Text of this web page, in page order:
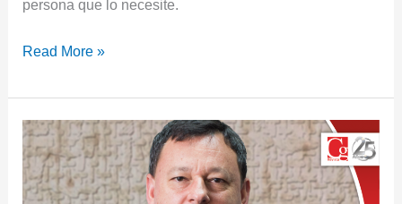
persona que lo necesite.
Read More »
“Vamos
a
cambiar